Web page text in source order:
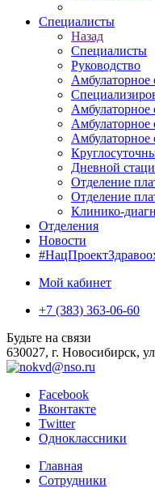
Специалисты
Назад
Специалисты
Руководство
Амбулаторное
Дневной
Отделение
Отделение
Клинико-
Отделения
Новости
Мой кабинет
+7 (383) 363-06-60
Будьте на связи
630027, г. Новосибирск,
Facebook
Вконтакте
Twitter
Одноклассники
Главная
Сотрудники